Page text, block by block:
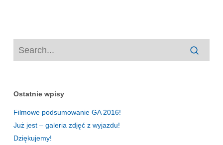
Ostatnie wpisy
Filmowe podsumowanie GA 2016!
Już jest – galeria zdjęć z wyjazdu!
Dziękujemy!